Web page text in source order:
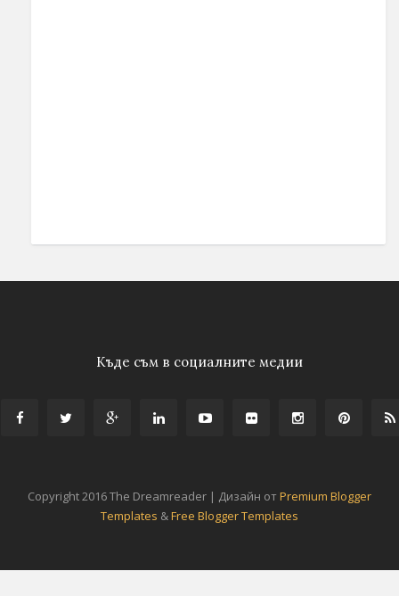
Къде съм в социалните медии
Copyright 2016 The Dreamreader | Дизайн отPremium Blogger
Templates &Free Blogger Templates